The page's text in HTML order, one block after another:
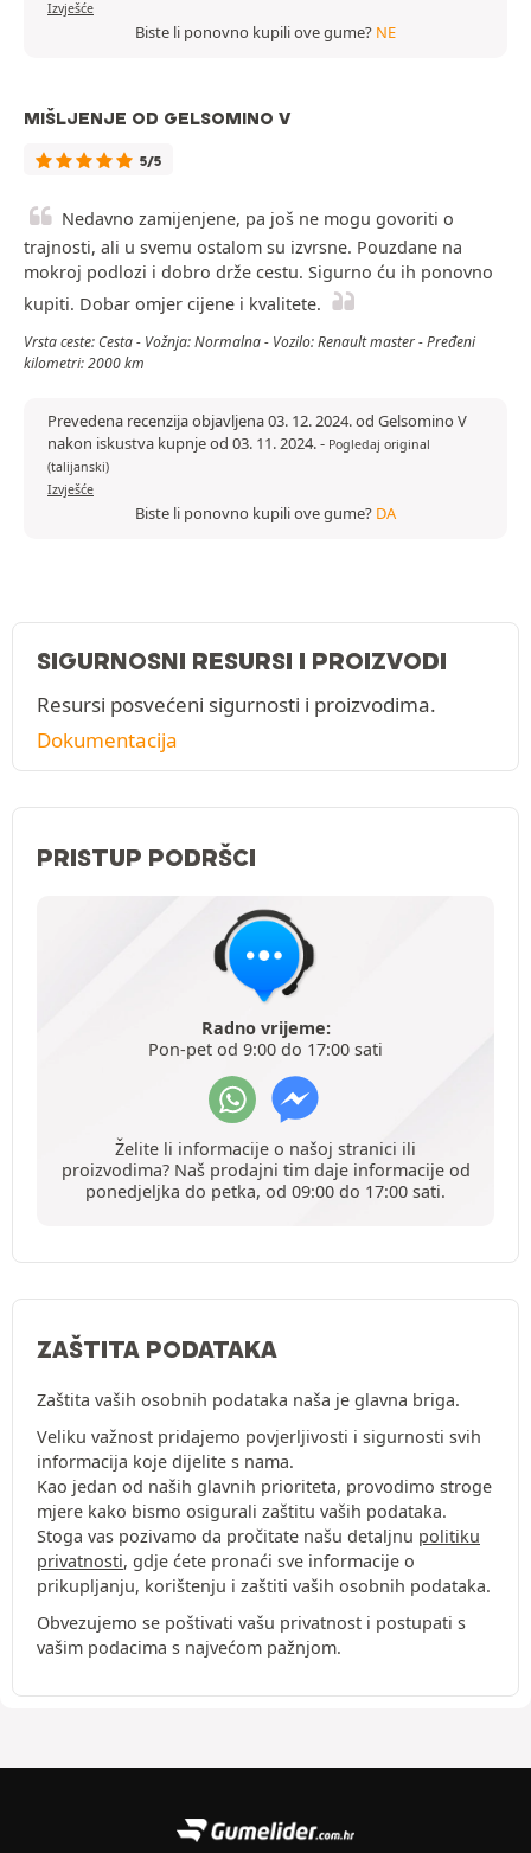
Izvješće
Biste li ponovno kupili ove gume? NE
MIŠLJENJE OD GELSOMINO V
5/5
Nedavno zamijenjene, pa još ne mogu govoriti o
trajnosti, ali u svemu ostalom su izvrsne. Pouzdane na
mokroj podlozi i dobro drže cestu. Sigurno ću ih ponovno
kupiti. Dobar omjer cijene i kvalitete.
Vrsta ceste: Cesta - Vožnja: Normalna - Vozilo: Renault master - Pređeni
kilometri: 2000 km
Prevedena recenzija objavljena 03. 12. 2024. od Gelsomino V
nakon iskustva kupnje od 03. 11. 2024.- Pogledaj original
(talijanski)
Izvješće
Biste li ponovno kupili ove gume? DA
SIGURNOSNI RESURSI I PROIZVODI
Resursi posvećeni sigurnosti i proizvodima.
Dokumentacija
PRISTUP PODRŠCI
Radno vrijeme:
Pon-pet od 9:00 do 17:00 sati
Želite li informacije o našoj stranici ili
proizvodima? Naš prodajni tim daje informacije od
ponedjeljka do petka, od 09:00 do 17:00 sati.
ZAŠTITA PODATAKA
Zaštita vaših osobnih podataka naša je glavna briga.
Veliku važnost pridajemo povjerljivosti i sigurnosti svih
informacija koje dijelite s nama.
Kao jedan od naših glavnih prioriteta, provodimo stroge
mjere kako bismo osigurali zaštitu vaših podataka.
Stoga vas pozivamo da pročitate našu detaljnu politiku
privatnosti, gdje ćete pronaći sve informacije o
prikupljanju, korištenju i zaštiti vaših osobnih podataka.
Obvezujemo se poštivati vašu privatnost i postupati s
vašim podacima s najvećom pažnjom.